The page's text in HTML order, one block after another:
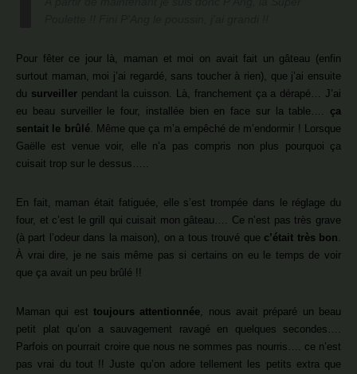
Pour fêter ce jour là, maman et moi on avait fait un gâteau (enfin
surtout maman, moi j’ai regardé, sans toucher à rien), que j’ai ensuite
du surveillerpendant la cuisson. Là, franchement ça a dérapé… J’ai
eu beau surveiller le four, installée bien en face sur la table…. ça
sentait le brûlé. Même que ça m’a empêché de m’endormir ! Lorsque
Gaëlle est venue voir, elle n’a pas compris non plus pourquoi ça
cuisait trop sur le dessus…..
En fait, maman était fatiguée, elle s’est trompée dans le réglage du
four, et c’est le grill qui cuisait mon gâteau…. Ce n’est pas très grave
(à part l’odeur dans la maison), on a tous trouvé que c’était très bon
À vrai dire, je ne sais même pas si certains on eu le temps de voir
que ça avait un peu brûlé !!
Maman qui est toujours attentionnée , nous avait préparé un beau
petit plat qu’on a sauvagement ravagé en quelques secondes….
Parfois on pourrait croire que nous ne sommes pas nourris…. ce n’est
pas vrai du tout !! Juste qu’on adore tellement les petits extra que